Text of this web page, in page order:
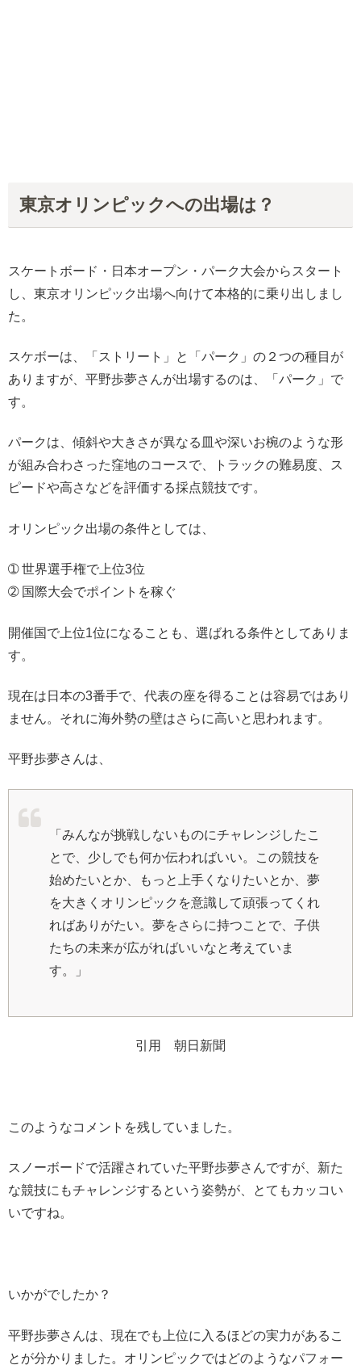
東京オリンピックへの出場は？
スケートボード・日本オープン・パーク大会からスタート
し、東京オリンピック出場へ向けて本格的に乗り出しまし
た。
スケボーは、「ストリート」と「パーク」の２つの種目が
ありますが、平野歩夢さんが出場するのは、「パーク」で
す。
パークは、傾斜や大きさが異なる皿や深いお椀のような形
が組み合わさった窪地のコースで、トラックの難易度、ス
ピードや高さなどを評価する採点競技です。
オリンピック出場の条件としては、
➀ 世界選手権で上位3位
➁ 国際大会でポイントを稼ぐ
開催国で上位1位になることも、選ばれる条件としてありま
す。
現在は日本の3番手で、代表の座を得ることは容易ではあり
ません。それに海外勢の壁はさらに高いと思われます。
平野歩夢さんは、
「みんなが挑戦しないものにチャレンジしたこ
とで、少しでも何か伝わればいい。この競技を
始めたいとか、もっと上手くなりたいとか、夢
を大きくオリンピックを意識して頑張ってくれ
ればありがたい。夢をさらに持つことで、子供
たちの未来が広がればいいなと考えていま
す。」
引用 朝日新聞
このようなコメントを残していました。
スノーボードで活躍されていた平野歩夢さんですが、新た
な競技にもチャレンジするという姿勢が、とてもカッコい
いですね。
いかがでしたか？
平野歩夢さんは、現在でも上位に入るほどの実力があるこ
とが分かりました。オリンピックではどのようなパフォー